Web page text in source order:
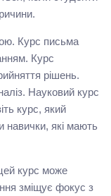
Курс письма
Курс
рішень.
Науковий курс
курс, який
навички, які мають
курс може
зміщує фокус з